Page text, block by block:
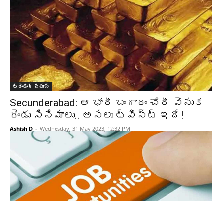
ట్రెండింగ్ న్యూస్
Secunderabad: ఆ భారీ బంగారం చోరీ వెనుక
రెండు సినిమాలు.. అసలు ట్విస్ట్ ఇదే!
Ashish D - Wednesday, 31 May 2023, 12:32 PM